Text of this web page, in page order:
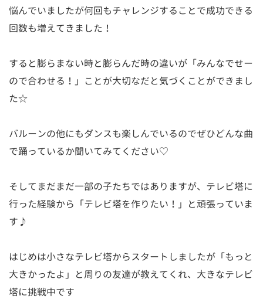
悩んでいましたが何回もチャレンジすることで成功できる
回数も増えてきました！
すると膨らまない時と膨らんだ時の違いが「みんなでせー
ので合わせる！」ことが大切なだと気づくことができまし
た☆
バルーンの他にもダンスも楽しんでいるのでぜひどんな曲
で踊っているか聞いてみてください♡
そしてまだまだ一部の子たちではありますが、テレビ塔に
行った経験から「テレビ塔を作りたい！」と頑張っていま
す♪
はじめは小さなテレビ塔からスタートしましたが「もっと
大きかったよ」と周りの友達が教えてくれ、大きなテレビ
塔に挑戦中です